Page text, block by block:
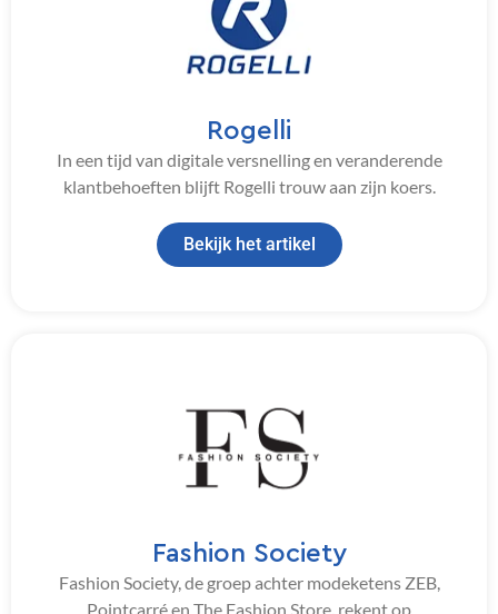
Rogelli
In een tijd van digitale versnelling en veranderende
klantbehoeften blijft Rogelli trouw aan zijn koers.
Bekijk het artikel
Fashion Society
Fashion Society, de groep achter modeketens ZEB,
Pointcarré en The Fashion Store, rekent op